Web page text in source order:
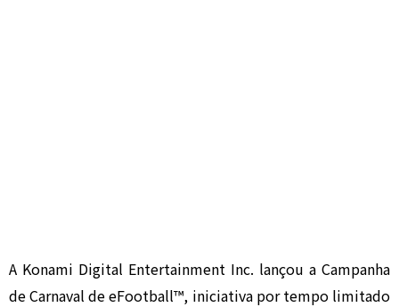
A Konami Digital Entertainment Inc. lançou a Campanha
de Carnaval de eFootball™, iniciativa por tempo limitado